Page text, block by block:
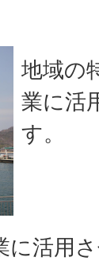
地域の
業に活
す。
に活用